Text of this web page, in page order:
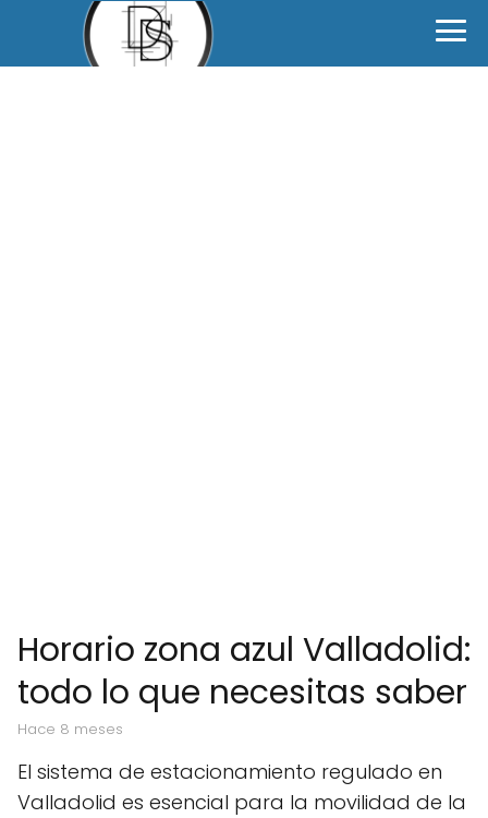
Horario zona azul Valladolid:
todo lo que necesitas saber
hace 8 meses
El sistema de estacionamiento regulado en
Valladolid es esencial para la movilidad de la